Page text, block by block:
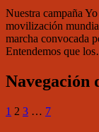
Nuestra campaña
movilización
marcha convocada
Entendemos que
Navegación
1 2 3 … 7